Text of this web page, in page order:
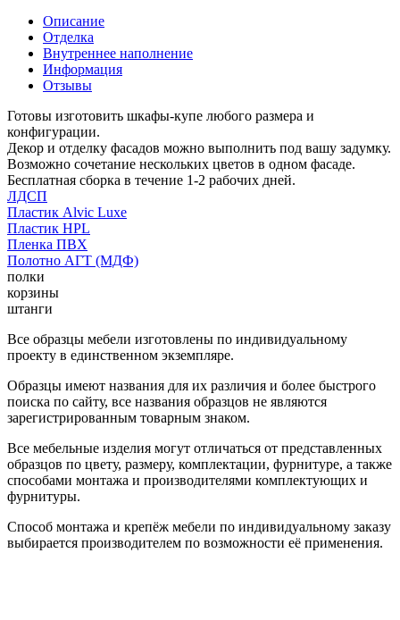
Описание
Отделка
Внутреннее наполнение
Информация
Отзывы
Готовы изготовить шкафы-купе любого размера и
конфигурации.
Декор и отделку фасадов можно выполнить под вашу задумку.
Возможно сочетание нескольких цветов в одном фасаде.
Бесплатная сборка в течение 1-2 рабочих дней.
ЛДСП
Пластик Alvic Luxe
Пластик HPL
Пленка ПВХ
Полотно АГТ (МДФ)
полки
корзины
штанги
Все образцы мебели изготовлены по индивидуальному
проекту в единственном экземпляре.
Образцы имеют названия для их различия и более быстрого
поиска по сайту, все названия образцов не являются
зарегистрированным товарным знаком.
Все мебельные изделия могут отличаться от представленных
образцов по цвету, размеру, комплектации, фурнитуре, а также
способами монтажа и производителями комплектующих и
фурнитуры.
Способ монтажа и крепёж мебели по индивидуальному заказу
выбирается производителем по возможности её применения.